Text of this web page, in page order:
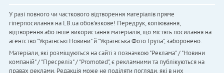
У разі повного чи часткового відтворення матеріалів пряме
гіперпосилання на LB.ua обов'язкове! Передрук, копіювання,
відтворення або інше використання матеріалів, що містять посилання на
агентство "Українськi Новини" й "Українська Фото Група", заборонено.
Матеріали, які розміщуються на сайті з позначкою "Реклама" / "Новини
компаній" / "Пресреліз" / "Promoted", є рекламними та публікуються на
правах реклами. Редакція може не поділяти погляди, які в них